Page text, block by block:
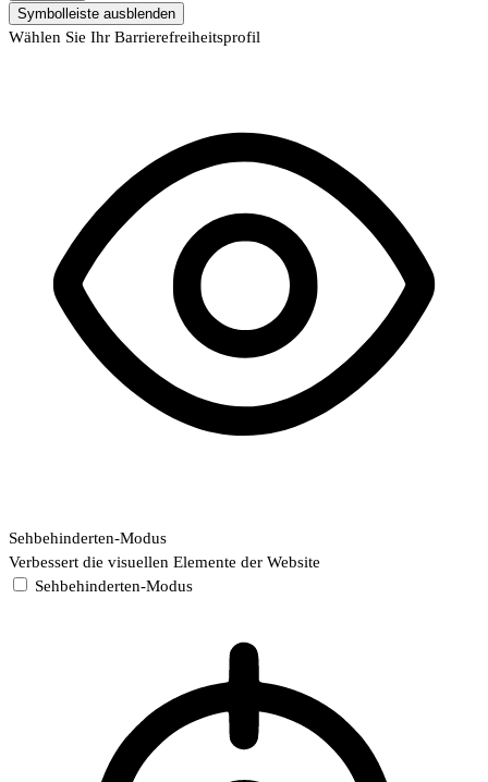
Symbolleiste ausblenden
Wählen Sie Ihr Barrierefreiheitsprofil
Sehbehinderten-Modus
Verbessert die visuellen Elemente der Website
Sehbehinderten-Modus